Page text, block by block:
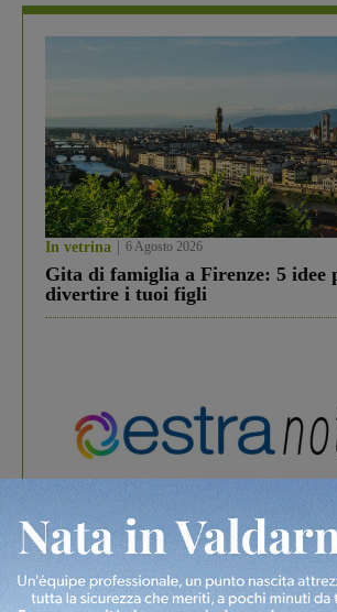
In vetrina 6 Agosto 2026
Gita di famiglia a Firenze: 5 idee
divertire i tuoi figli
In vetrina 3 Agosto 2026
Estra Notizie agosto: Smart
studenti coinvolti, torna il bando